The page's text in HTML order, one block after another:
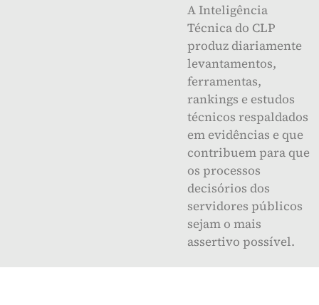
A Inteligência
Técnica do CLP
produz diariamente
levantamentos,
ferramentas,
rankings e estudos
técnicos respaldados
em evidências e que
contribuem para que
os processos
decisórios dos
servidores públicos
sejam o mais
assertivo possível.